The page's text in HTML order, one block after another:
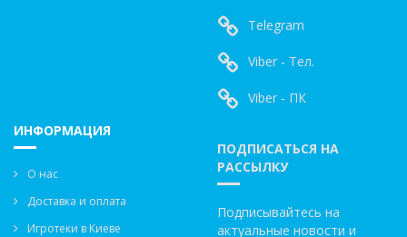
Telegram
Viber - Тел.
Viber - ПК
ИНФОРМАЦИЯ
О нас
Доставка и оплата
Игротеки в Киеве
ПОДПИСАТЬСЯ НА
РАССЫЛКУ
Подписывайтесь на
актуальные новости и